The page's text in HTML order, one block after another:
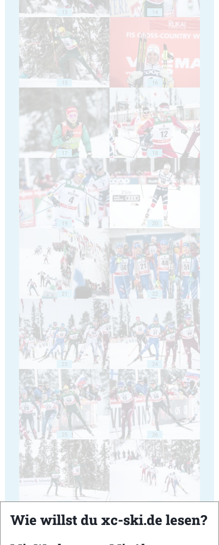
13 14
15 16
17 18
19 20
21 22
23 24
25 26
Wie willst du xc-ski.de lesen?